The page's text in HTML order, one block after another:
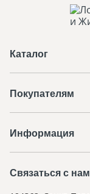
Каталог
Покупателям
Информация
Связаться с
До 18